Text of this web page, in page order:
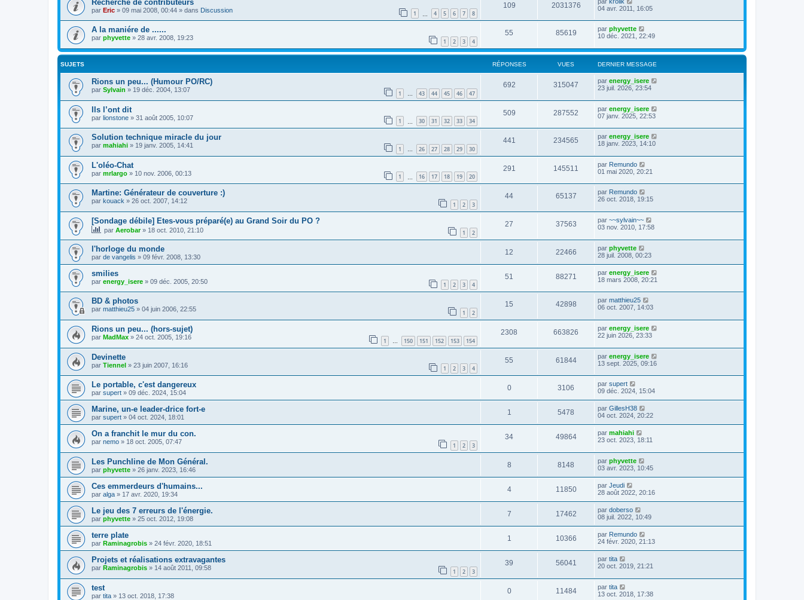
Recherche de contributeurs
par Eric » 09 mai 2008, 00:44 » dans Discussion 1 4 5 6 7 8
109 2031376
04 avr. 2011, 16:05
A la maniére de ......
par phyvette » 28 avr. 2008, 19:23 1 2 3 4
55 85619 par phyvette
10 déc. 2021, 22:49
SUJETS RÉPONSES VUES DERNIER MESSAGE
Rions un peu... (Humour PO/RC)
par Sylvain » 19 déc. 2004, 13:07 1 … 43 44 45 46 47
692 315047 par energy_isere
23 juil. 2026, 23:54
Ils l’ont dit
par lionstone » 31 août 2005, 10:07 1 30 31 32 33 34
509 287552 par energy_isere
07 janv. 2025, 22:53
Solution technique miracle du jour
par mahiahi » 19 janv. 2005, 14:41 1 … 26 27 28 29 30
441 234565 par energy_isere
18 janv. 2023, 14:10
L'oléo-Chat
par mrlargo » 10 nov. 2006, 00:13 1 16 17 18 19 20
291 145511 par Remundo
01 mai 2020, 20:21
Martine: Générateur de couverture :)
par kouack » 26 oct. 2007, 14:12 1 2 3
44 65137 par Remundo
26 oct. 2018, 19:15
[Sondage débile] Etes-vous préparé(e) au Grand Soir du PO ?
par Aerobar» 18 oct. 2010, 21:10 1 2
27 37563 par ~~sylvain~~
03 nov. 2010, 17:58
l'horloge du monde
par de vangelis » 09 févr. 2008, 13:30
12 22466 par phyvette
28 juil. 2008, 00:23
smilies
par energy_isere » 09 déc. 2005, 20:50 1 2 3 4
51 88271 par energy_isere
18 mars 2008, 20:21
BD & photos
par matthieu25 » 04 juin 2006, 22:55 1 2
15 42898 par matthieu25
06 oct. 2007, 14:03
Rions un peu... (hors-sujet)
par MadMax » 24 oct. 2005, 19:16 1 … 150 151 152 153 154
2308 663826 par energy_isere
22 juin 2026, 23:33
Devinette
par Tiennel » 23 juin 2007, 16:16 1 2 3 4
55 61844 par energy_isere
13 sept. 2025, 09:16
Le portable, c'est dangereux
par supert » 09 déc. 2024, 15:04
0 3106 par supert
09 déc. 2024, 15:04
Marine, un-e leader-drice fort-e
par supert » 04 oct. 2024, 18:01
1 5478 par GillesH38
04 oct. 2024, 20:22
On a franchit le mur du con.
par nemo » 18 oct. 2005, 07:47 1 2 3
34 49864 par mahiahi
23 oct. 2023, 18:11
Les Punchline de Mon Général.
par phyvette » 26 janv. 2023, 16:46
8 8148 par phyvette
03 avr. 2023, 10:45
Ces emmerdeurs d'humains...
par alga » 17 avr. 2020, 19:34
4 11850 par Jeudi
28 août 2022, 20:16
Le jeu des 7 erreurs de l'énergie.
par phyvette » 25 oct. 2012, 19:08
7 17462 par doberso
08 juil. 2022, 10:49
terre plate
par Raminagrobis » 24 févr. 2020, 18:51
1 10366 par Remundo
24 févr. 2020, 21:13
Projets et réalisations extravagantes
par Raminagrobis » 14 août 2011, 09:58 1 2 3
39 56041 par tita
20 oct. 2019, 21:21
test
par tita » 13 oct. 2018, 17:38
0 11484 par tita
13 oct. 2018, 17:38